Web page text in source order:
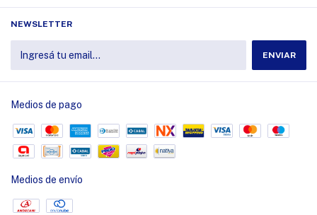
NEWSLETTER
Medios de pago
Medios de envío